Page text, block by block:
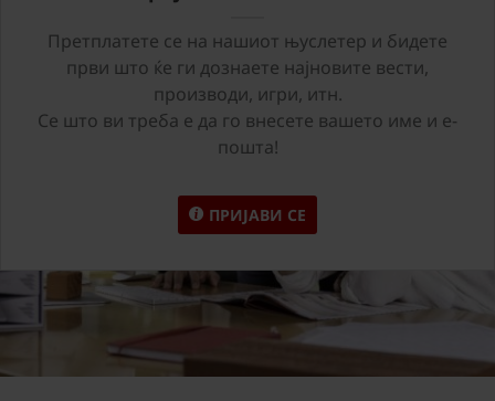
Претплатете се на нашиот њуслетер и бидете
први што ќе ги дознаете најновите вести,
производи, игри, итн.
Се што ви треба е да го внесете вашето име и е-
пошта!
ПРИЈАВИ СЕ